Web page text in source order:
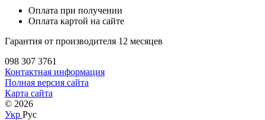
Оплата при получении
Оплата картой на сайте
Гарантия от производителя 12 месяцев
098 307 3761
Контактная информация
Полная версия сайта
Карта сайта
© 2026
Укр Рус